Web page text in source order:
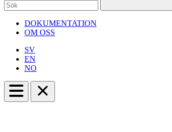
DOKUMENTATION
OM OSS
SV
EN
NO